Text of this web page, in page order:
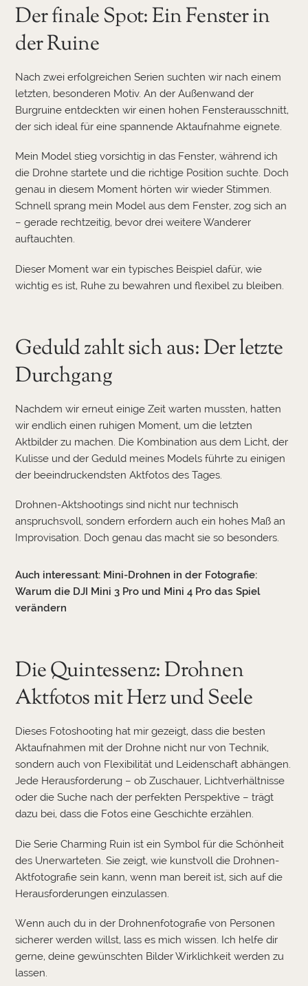
Der finale Spot: Ein Fenster in
der Ruine
Nach zwei erfolgreichen Serien suchten wir nach einem
letzten, besonderen Motiv. An der Außenwand der
Burgruine entdeckten wir einen hohen Fensterausschnitt,
der sich ideal für eine spannende Aktaufnahme eignete.
Mein Model stieg vorsichtig in das Fenster, während ich
die Drohne startete und die richtige Position suchte. Doch
genau in diesem Moment hörten wir wieder Stimmen.
Schnell sprang mein Model aus dem Fenster, zog sich an
– gerade rechtzeitig, bevor drei weitere Wanderer
auftauchten.
Dieser Moment war ein typisches Beispiel dafür, wie
wichtig es ist, Ruhe zu bewahren und flexibel zu bleiben.
Geduld zahlt sich aus: Der letzte
Durchgang
Nachdem wir erneut einige Zeit warten mussten, hatten
wir endlich einen ruhigen Moment, um die letzten
Aktbilder zu machen. Die Kombination aus dem Licht, der
Kulisse und der Geduld meines Models führte zu einigen
der beeindruckendsten Aktfotos des Tages.
Drohnen-Aktshootings sind nicht nur technisch
anspruchsvoll, sondern erfordern auch ein hohes Maß an
Improvisation. Doch genau das macht sie so besonders.
Auch interessant: Mini-Drohnen in der Fotografie:
Warum die DJI Mini 3 Pro und Mini 4 Pro das Spiel
verändern
Die Quintessenz: Drohnen
Aktfotos mit Herz und Seele
Dieses Fotoshooting hat mir gezeigt, dass die besten
Aktaufnahmen mit der Drohne nicht nur von Technik,
sondern auch von Flexibilität und Leidenschaft abhängen.
Jede Herausforderung – ob Zuschauer, Lichtverhältnisse
oder die Suche nach der perfekten Perspektive – trägt
dazu bei, dass die Fotos eine Geschichte erzählen.
Die Serie Charming Ruin ist ein Symbol für die Schönheit
des Unerwarteten. Sie zeigt, wie kunstvoll die Drohnen-
Aktfotografie sein kann, wenn man bereit ist, sich auf die
Herausforderungen einzulassen.
Wenn auch du in der Drohnenfotografie von Personen
sicherer werden willst, lass es mich wissen. Ich helfe dir
gerne, deine gewünschten Bilder Wirklichkeit werden zu
lassen.